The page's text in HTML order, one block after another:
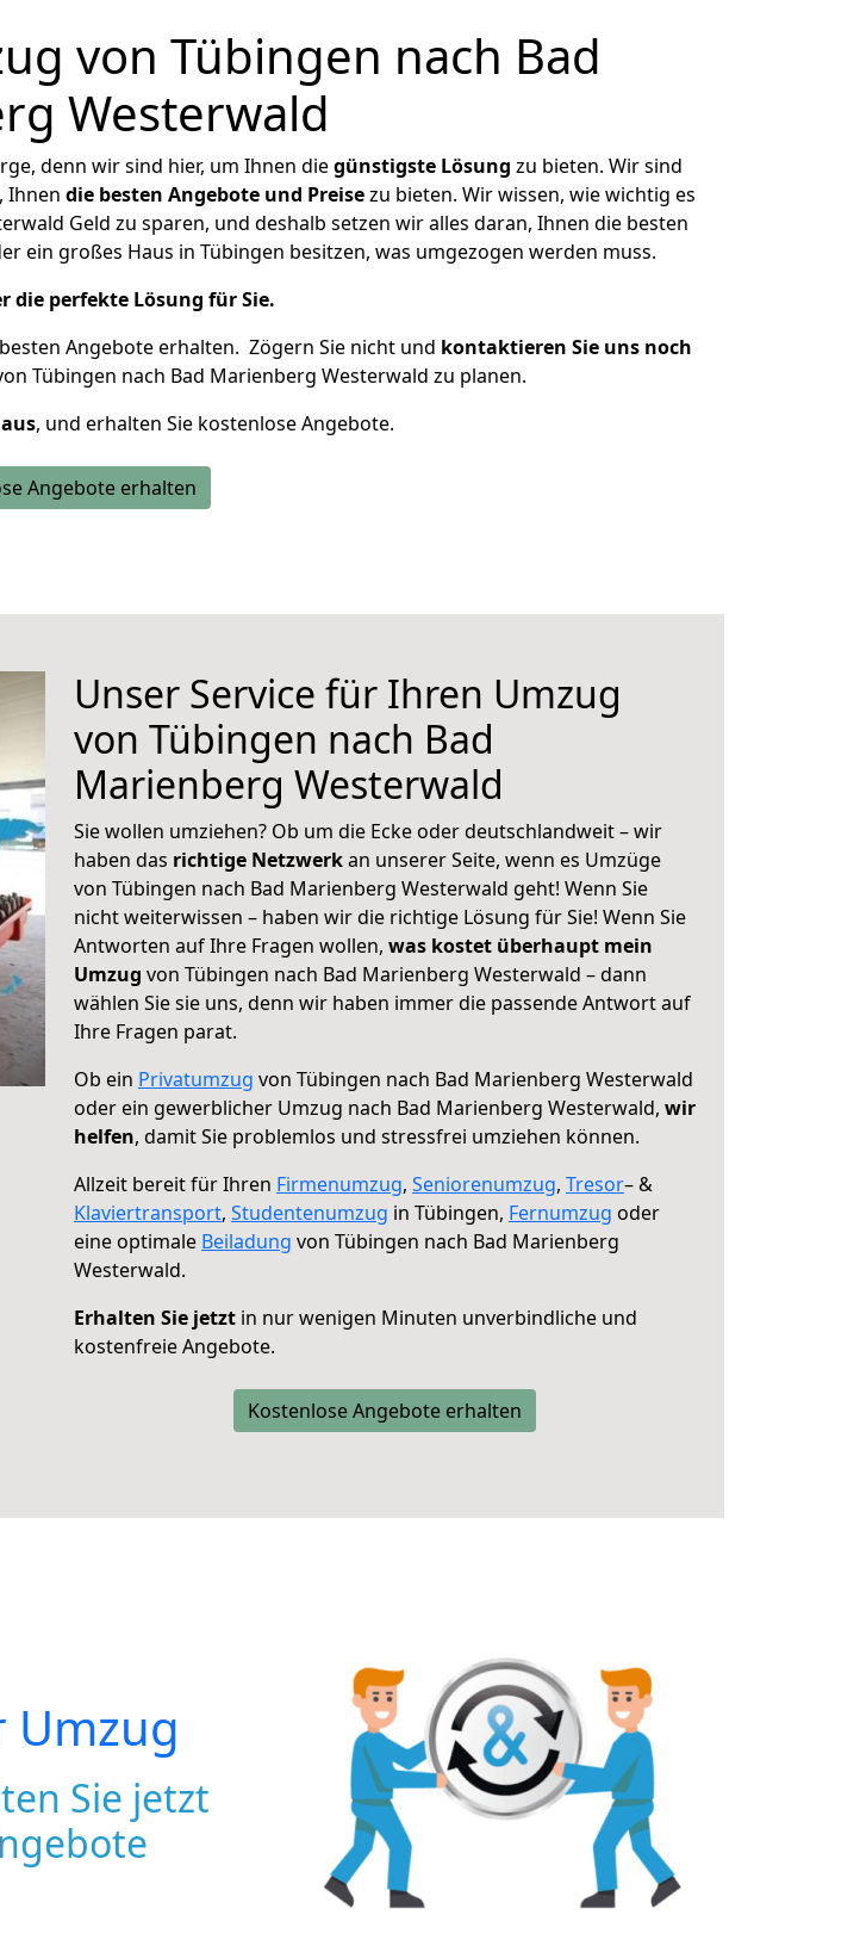
von Tübingen nach Bad
Westerwald
denn wir sind hier, um Ihnen diegünstigste Lösung zu bieten. Wir sind
Ihnen die besten Angebote und Preisezu bieten. Wir wissen, wie wichtig es
Geld zu sparen, und deshalb setzen wir alles daran, Ihnen die besten
ein großes Haus in Tübingen besitzen, was umgezogen werden muss.
die perfekte Lösung für Sie.
Angebote erhalten. Zögern Sie nicht und kontaktieren Sie uns noch
Tübingen nach Bad Marienberg Westerwald zu planen.
, und erhalten Sie kostenlose Angebote.
Angebote erhalten
Unser Service für Ihren Umzug
von Tübingen nach Bad
Marienberg Westerwald
Sie wollen umziehen? Ob um die Ecke oder deutschlandweit – wir
haben das richtige Netzwerkan unserer Seite, wenn es Umzüge
von Tübingen nach Bad Marienberg Westerwald geht! Wenn Sie
nicht weiterwissen – haben wir die richtige Lösung für Sie! Wenn Sie
Antworten auf Ihre Fragen wollen, was kostet überhaupt mein
Umzug von Tübingen nach Bad Marienberg Westerwald – dann
wählen Sie sie uns, denn wir haben immer die passende Antwort auf
Ihre Fragen parat.
Ob ein Privatumzug von Tübingen nach Bad Marienberg Westerwald
oder ein gewerblicher Umzug nach Bad Marienberg Westerwald, wir
helfen, damit Sie problemlos und stressfrei umziehen können.
Allzeit bereit für Ihren Firmenumzug, Seniorenumzug, Tresor– &
Klaviertransport, Studentenumzug in Tübingen, Fernumzug oder
eine optimale Beiladung von Tübingen nach Bad Marienberg
Westerwald.
Erhalten Sie jetzt in nur wenigen Minuten unverbindliche und
kostenfreie Angebote.
Kostenlose Angebote erhalten
Umzug
Sie jetzt